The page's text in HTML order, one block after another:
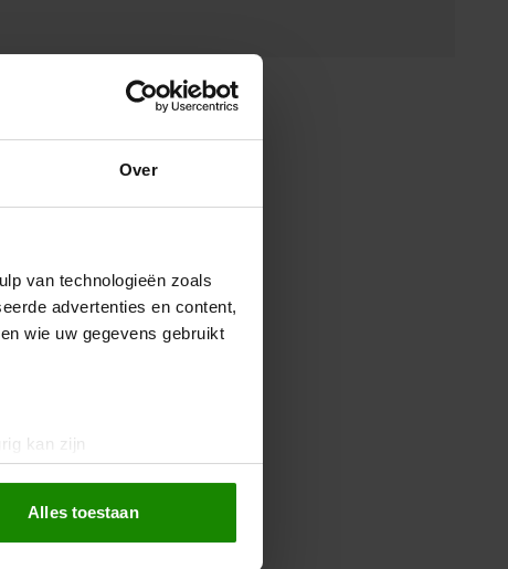
Over
van technologieën zoals
advertenties en content,
wie uw gegevens gebruikt
kan zijn
Alles toestaan